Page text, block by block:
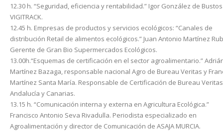
12.30 h. “Seguridad, eficiencia y rentabilidad.” Igor González de
VIGITRACK.
12.45 h. Empresas de productos y servicios ecológicos: “Canales de
distribución Retail de alimentos ecológicos.” Juan Antonio Martínez
Gerente de Gran Bio Supermercados Ecológicos.
13.00h.“Esquemas de certificación en el sector agroalimentario.”
Martínez Bazaga, responsable nacional Agro de Bureau Veritas y
Martínez Santa María. Responsable de Certificación de Bureau
Andalucía y Canarias.
13.15 h. “Comunicación interna y externa en Agricultura Ecológica.”
Francisco Antonio Seva Rivadulla. Periodista especializado en
Agroalimentación y director de Comunicación de ASAJA MURCIA.